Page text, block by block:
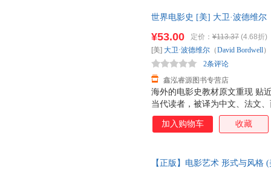
世界电影史 [美] 大卫·波德维尔
海外的电影史教材原文重现 贴
当代读者，被译为中文、法文
电影史教科书。美国著名电影
书从电影诞生之初到当今全球
国、印度、非洲等国家及地区
¥53.00 定价： ¥113.37 (4.68折)
鑫泓睿源图书专营店
2条评论
[美] 大卫·波德维尔 （David Bordwell
加入购物车 收藏
【正版】电影艺术 形式与风格